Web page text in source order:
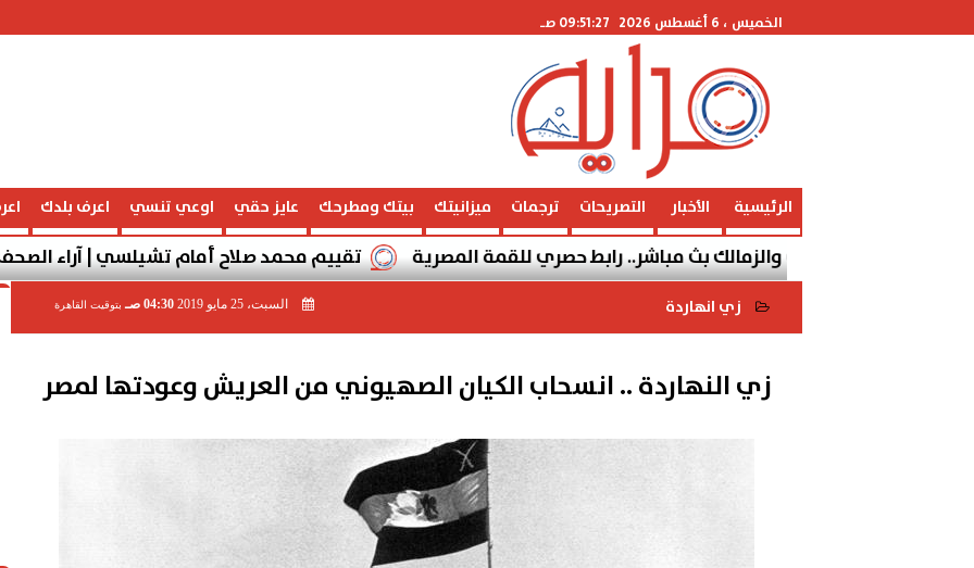
الخميس ، 6 أغسطس 2026 09:51:27 صـ
الرئيسية الأخبار التصريحات ترجمات ميزانيتك بيتك ومطرحك عايز حقي اوعي تنسي اعرف بلدك
تقييم محمد صلاح أمام تشيلسي | آراء الصحف الأهلي والزمالك بث مباشر.. رابط حصري للقمة المصرية
زي انهاردة السبت، 25 مايو 2019 04:30 صـ بتوقيت القاهرة
زي النهاردة .. انسحاب الكيان الصهيوني من العريش وعودتها لمصر